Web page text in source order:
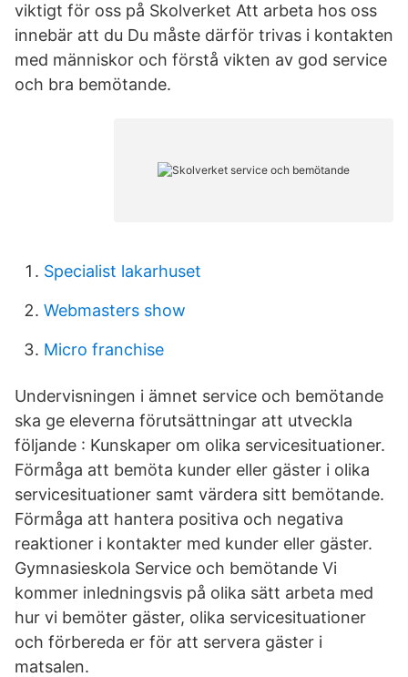
viktigt för oss på Skolverket Att arbeta hos oss
innebär att du Du måste därför trivas i kontakten
med människor och förstå vikten av god service
och bra bemötande.
Specialist lakarhuset
Webmasters show
Micro franchise
Undervisningen i ämnet service och bemötande
ska ge eleverna förutsättningar att utveckla
följande : Kunskaper om olika servicesituationer.
Förmåga att bemöta kunder eller gäster i olika
servicesituationer samt värdera sitt bemötande.
Förmåga att hantera positiva och negativa
reaktioner i kontakter med kunder eller gäster.
Gymnasieskola Service och bemötande Vi
kommer inledningsvis på olika sätt arbeta med
hur vi bemöter gäster, olika servicesituationer
och förbereda er för att servera gäster i
matsalen.